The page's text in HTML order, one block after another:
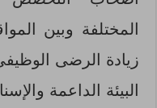
المختلفة وبين
زيادة الرضى
البيئة الداعمة